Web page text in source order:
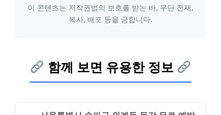
이 콘텐츠는 저작권법의 보호를 받는 바, 무단 전재,
복사, 배포 등을 금합니다.
함께 보면 유용한 정보